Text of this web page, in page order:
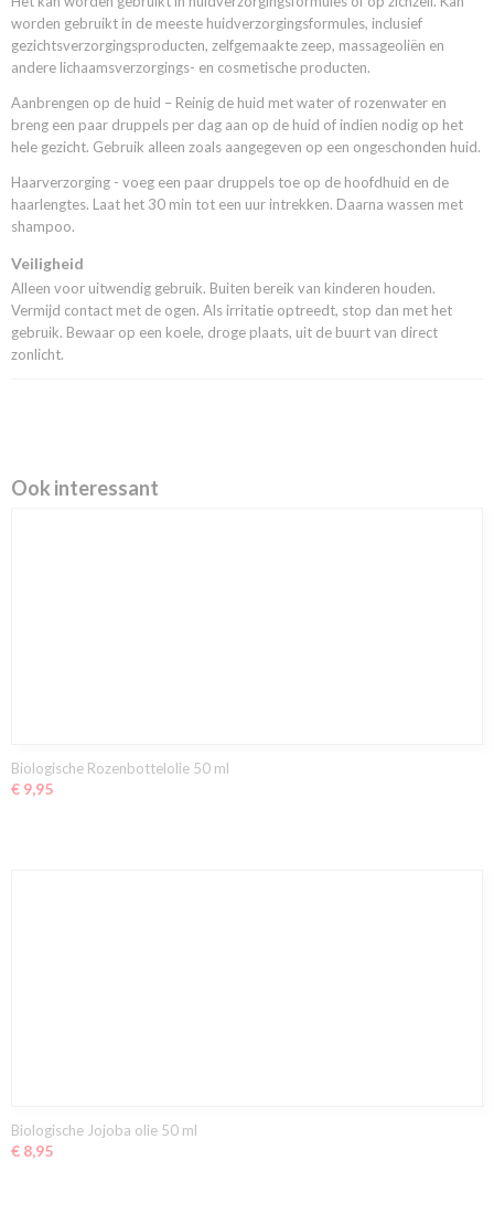
worden gebruikt in de meeste huidverzorgingsformules, inclusief
gezichtsverzorgingsproducten, zelfgemaakte zeep, massageoliën en
andere lichaamsverzorgings- en cosmetische producten.
Aanbrengen op de huid – Reinig de huid met water of rozenwater en
breng een paar druppels per dag aan op de huid of indien nodig op het
hele gezicht. Gebruik alleen zoals aangegeven op een ongeschonden huid.
Haarverzorging - voeg een paar druppels toe op de hoofdhuid en de
haarlengtes. Laat het 30 min tot een uur intrekken. Daarna wassen met
shampoo.
Veiligheid
Alleen voor uitwendig gebruik. Buiten bereik van kinderen houden.
Vermijd contact met de ogen. Als irritatie optreedt, stop dan met het
gebruik. Bewaar op een koele, droge plaats, uit de buurt van direct
zonlicht.
Ook interessant
Biologische Rozenbottelolie 50 ml
€ 9,95
Biologische Jojoba olie 50 ml
€ 8,95